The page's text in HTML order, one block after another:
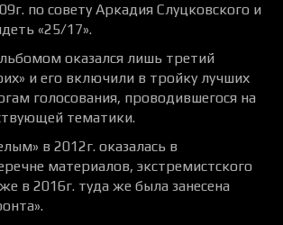
по совету Аркадия Слуцковского и
«25/17».
оказался лишь третий
и его включили в тройку лучших
голосования, проводившегося на
тематики.
в 2012г. оказалась в
материалов, экстремистского
в 2016г. туда же была занесена